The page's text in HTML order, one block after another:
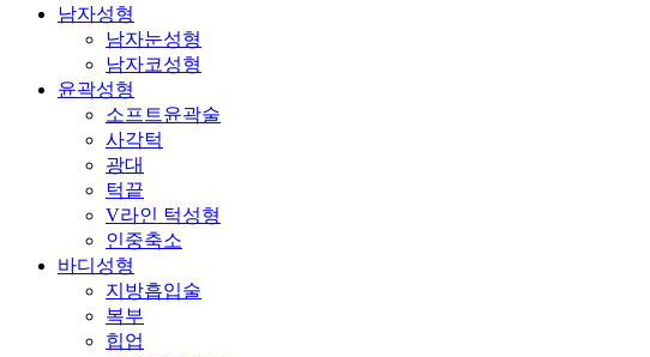
남자성형
남자눈성형
남자코성형
윤곽성형
소프트윤곽술
사각턱
광대
턱끝
V라인 턱성형
인중축소
바디성형
지방흡입술
복부
힙업